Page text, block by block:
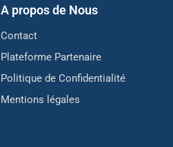
A propos de Nous
Contact
Plateforme Partenaire
Politique de Confidentialité
Mentions légales